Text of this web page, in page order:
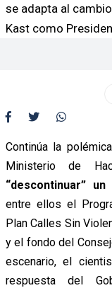
se adapta al
Kast como
Continúa la
Ministerio de
“descontinuar”
entre ellos el
Plan Calles Sin
y el fondo del
escenario, el
respuesta del